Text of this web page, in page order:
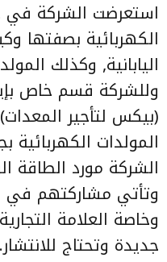
استعرضت الشركة في
الكهربائية بصفتها
اليابانية, وكذلك
وللشركة قسم خاص
(بيكس لتأجير
المولدات الكهربائية
الشركة مورد الطاقة
وتأتي مشاركتهم
وخاصة العلامة
جديدة وتحتاج للانتشار.